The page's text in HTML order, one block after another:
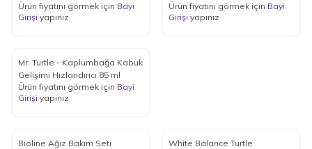
Ürün fiyatını görmek için Bayi
Girişi yapınız
Ürün fiyatını görmek için Bayi
Girişi yapınız
Mr. Turtle - Kaplumbağa Kabuk
Gelişimi Hızlandırıcı 85 ml
Ürün fiyatını görmek için Bayi
Girişi yapınız
Bioline Ağız Bakım Seti
White Balance Turtle